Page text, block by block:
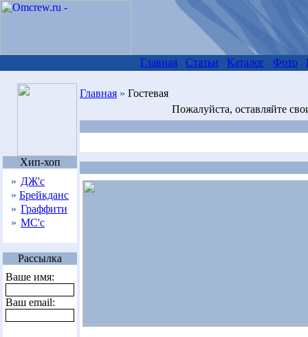
Хип-хоп
» ДЖ'с
» Брейкданс
» Граффити
» МС'с
Рассылка
Ваше имя:
Ваш email:
Главная Статьи Каталог Фото
Главная » Гостевая
Пожалуйста, оставляйте